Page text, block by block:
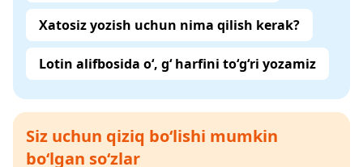
Xatosiz yozish uchun nima qilish kerak?
Lotin alifbosida o‘, g‘ harfini to‘g‘ri yozamiz
Siz uchun qiziq bo‘lishi mumkin
bo‘lgan so‘zlar